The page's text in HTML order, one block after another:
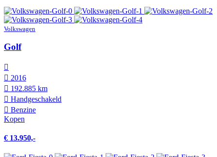
Volkswagen
Golf
2016
192.885 km
Hand­geschakeld
Benzine
Kopen
€ 13.950,-